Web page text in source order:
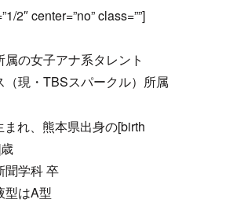
2″ center=”no” class=””]
の女子アナ系タレント
（現・TBSスパークル）所属
れ、熊本県出身の[birth
聞学科 卒
型はA型